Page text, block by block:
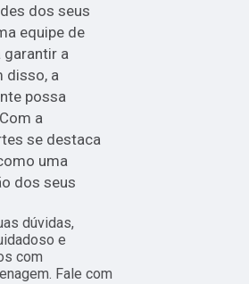
dos seus
equipe de
garantir a
disso, a
possa
a
se destaca
uma
dos seus
dúvidas,
e
com
Fale com